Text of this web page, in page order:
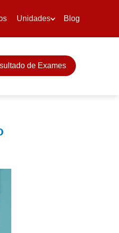
Unidades Blog
de Exames